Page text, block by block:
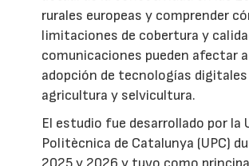
rurales europeas y comprender
limitaciones de cobertura y
comunicaciones pueden afectar
adopción de tecnologías digitales
agricultura y selvicultura.
El estudio fue desarrollado por la
Politècnica de Catalunya (UPC)